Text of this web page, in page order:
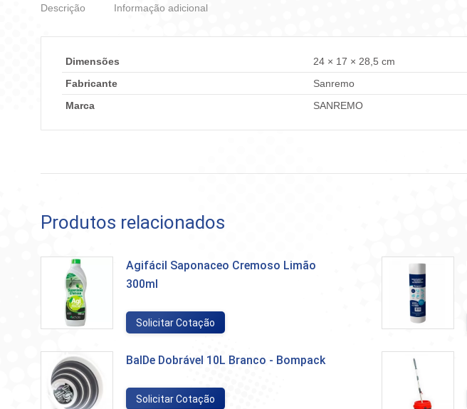
Descrição Informação adicional
Dimensões
24 × 17 × 28,5 cm
Fabricante
Sanremo
Marca
SANREMO
Produtos relacionados
Agifácil Saponaceo Cremoso Limão
300ml
Solicitar Cotação
BalDe Dobrável 10L Branco - Bompack
Solicitar Cotação